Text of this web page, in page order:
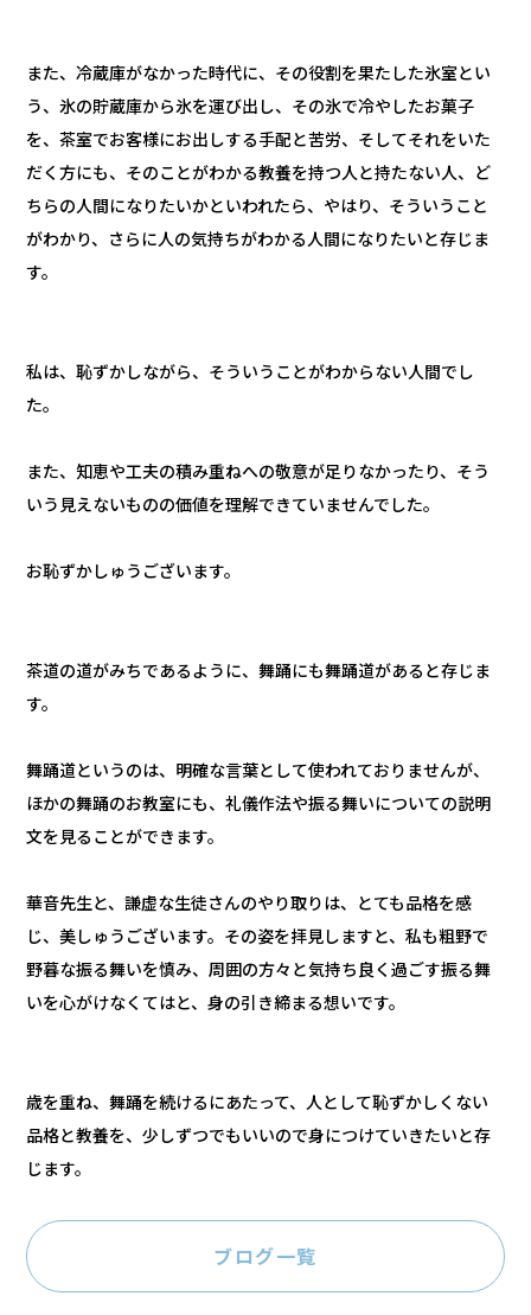
また、冷蔵庫がなかった時代に、その役割を果たした氷室とい
う、氷の貯蔵庫から氷を運び出し、その氷で冷やしたお菓子
を、茶室でお客様にお出しする手配と苦労、そしてそれをいた
だく方にも、そのことがわかる教養を持つ人と持たない人、ど
ちらの人間になりたいかといわれたら、やはり、そういうこと
がわかり、さらに人の気持ちがわかる人間になりたいと存じま
す。
私は、恥ずかしながら、そういうことがわからない人間でし
た。
また、知恵や工夫の積み重ねへの敬意が足りなかったり、そう
いう見えないものの価値を理解できていませんでした。
お恥ずかしゅうございます。
茶道の道がみちであるように、舞踊にも舞踊道があると存じま
す。
舞踊道というのは、明確な言葉として使われておりませんが、
ほかの舞踊のお教室にも、礼儀作法や振る舞いについての説明
文を見ることができます。
華音先生と、謙虚な生徒さんのやり取りは、とても品格を感
じ、美しゅうございます。その姿を拝見しますと、私も粗野で
野暮な振る舞いを慎み、周囲の方々と気持ち良く過ごす振る舞
いを心がけなくてはと、身の引き締まる想いです。
歳を重ね、舞踊を続けるにあたって、人として恥ずかしくない
品格と教養を、少しずつでもいいので身につけていきたいと存
じます。
ブログ一覧